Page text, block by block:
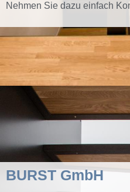
Nehmen Sie dazu einfach
BURST GmbH